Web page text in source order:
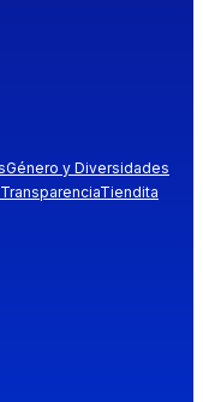
Género y Diversidades
TransparenciaTiendita